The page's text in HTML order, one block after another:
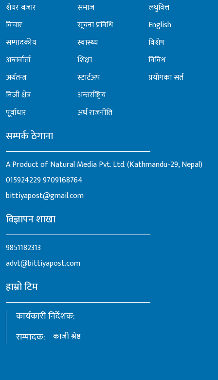
शेयर बजार
विचार
सम्पादकीय
अन्तर्वार्ता
अर्थतन्त्र
निजी क्षेत्र
पूर्वाधार
समाज
सूचना प्रविधि
स्वास्थ्य
शिक्षा
स्टार्टअप
अन्तर्राष्ट्रिय
अर्थ राजनीति
लघुवित्त
English
विशेष
विविध
प्रयोगका सर्त
सम्पर्क ठेगाना
A Product of Natural Media Pvt. Ltd. (Kathmandu-29, Nepal)
0159242299709168764
bittiyapost@gmail.com
विज्ञापन शाखा
9851182313
advt@bittiyapost.com
हाम्रो टिम
कार्यकारी निर्देशक:
सम्पादक:
काजी श्रेष्ठ